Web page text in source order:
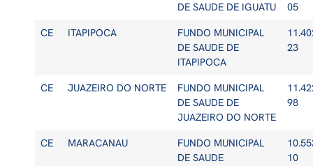
DE SAUDE DE IGUATU
05
CE ITAPIPOCA
FUNDO MUNICIPAL
DE SAUDE DE
ITAPIPOCA
23
CE JUAZEIRO DO NORTE
FUNDO MUNICIPAL
DE SAUDE DE
JUAZEIRO DO NORTE
98
CE MARACANAU
FUNDO MUNICIPAL
DE SAUDE
10